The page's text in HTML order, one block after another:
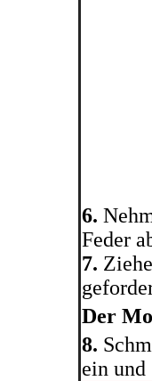
6.
Feder
7.
Der
8.
ein